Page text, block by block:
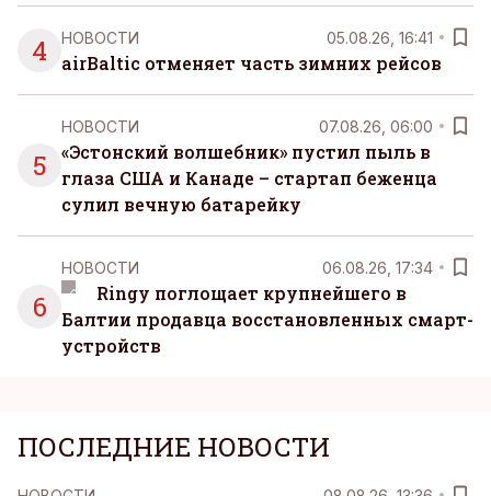
4 НОВОСТИ 05.08.26, 16:41
airBaltic отменяет часть зимних рейсов
5
НОВОСТИ 07.08.26, 06:00
«Эстонский волшебник» пустил пыль в
глаза США и Канаде – стартап беженца
сулил вечную батарейку
6
НОВОСТИ 06.08.26, 17:34
Ringy поглощает крупнейшего в
Балтии продавца восстановленных смарт-
устройств
ПОСЛЕДНИЕ НОВОСТИ